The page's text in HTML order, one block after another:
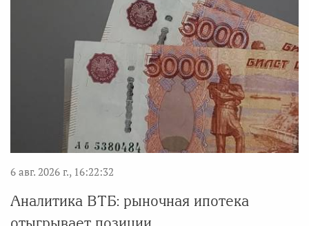
6 авг. 2026 г., 16:22:32
Аналитика ВТБ: рыночная ипотека
отыгрывает позиции